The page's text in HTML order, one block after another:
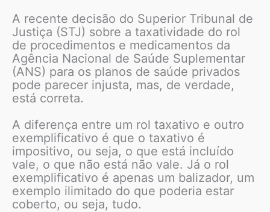
A recente decisão do Superior Tribunal de
Justiça (STJ) sobre a taxatividade do rol
de procedimentos e medicamentos da
Agência Nacional de Saúde Suplementar
(ANS) para os planos de saúde privados
pode parecer injusta, mas, de verdade,
está correta.
A diferença entre um rol taxativo e outro
exemplificativo é que o taxativo é
impositivo, ou seja, o que está incluído
vale, o que não está não vale. Já o rol
exemplificativo é apenas um balizador, um
exemplo ilimitado do que poderia estar
coberto, ou seja, tudo.